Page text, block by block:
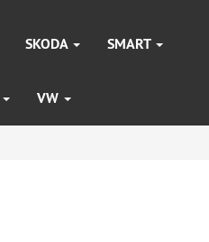
SKODA SMART
VW